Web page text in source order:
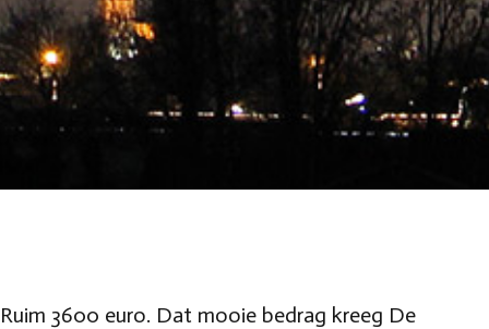
Ruim 3600 euro. Dat mooie bedrag kreeg De